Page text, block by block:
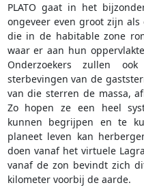
PLATO gaat in het
ongeveer even groot zijn als
die in de habitable zone
waar er aan hun
Onderzoekers zullen
sterbevingen van de
van die sterren de massa,
Zo hopen ze een heel
kunnen begrijpen en te
planeet leven kan
doen vanaf het virtuele
vanaf de zon bevindt zich
kilometer voorbij de aarde.